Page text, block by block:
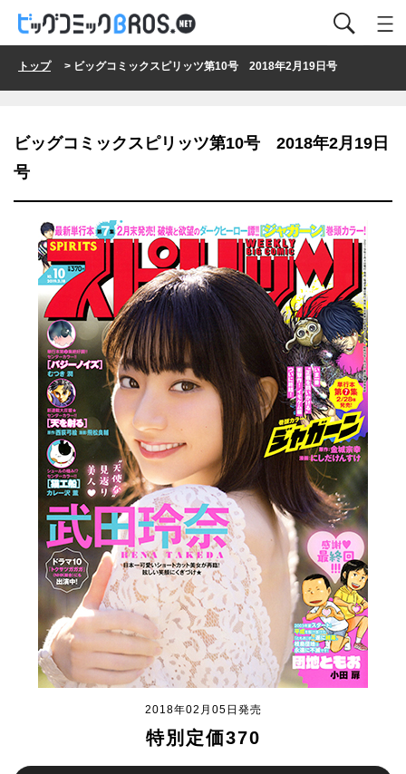
トップ> ビッグコミックスピリッツ第10号 2018年2月19日号
ビッグコミックスピリッツ第10号 2018年2月19日
号
2018年02月05日発売
特別定価370